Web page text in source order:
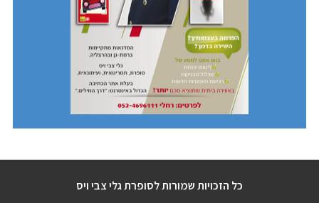
כל הזכויות שמורות לסופרת גלי צבי ויס